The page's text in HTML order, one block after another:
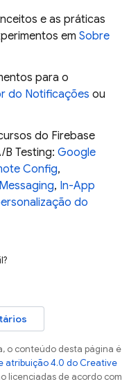
e as práticas
em Sobre
para o
do Notificações ou
do Firebase
B Testing: Google
Config,
, In-App
do
o conteúdo desta página é
atribuição 4.0 do Creative
licenciadas de acordo com